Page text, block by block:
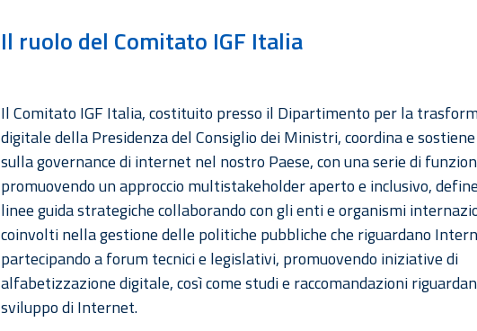
Il ruolo del Comitato IGF Italia
Il Comitato IGF Italia, costituito presso il Dipartimento per la
digitale della Presidenza del Consiglio dei Ministri, coordina e
sulla governance di internet nel nostro Paese, con una serie di
promuovendo un approccio multistakeholder aperto e inclusivo,
linee guida strategiche collaborando con gli enti e organismi
coinvolti nella gestione delle politiche pubbliche che riguardano
partecipando a forum tecnici e legislativi, promuovendo iniziative di
alfabetizzazione digitale, così come studi e raccomandazioni
sviluppo di Internet.